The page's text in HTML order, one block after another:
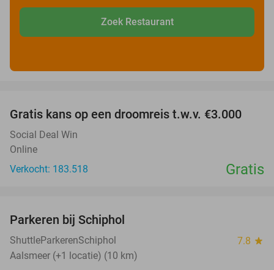
Zoek Restaurant
Gratis kans op een droomreis t.w.v. €3.000
Social Deal Win
Online
Verkocht: 183.518
Gratis
Parkeren bij Schiphol
ShuttleParkerenSchiphol 7.8 star
Aalsmeer (+1 locatie) (10 km)